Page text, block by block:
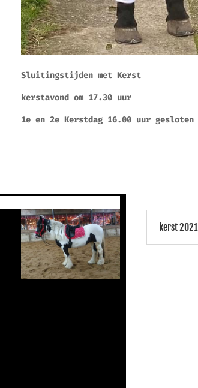
Sluitingstijden met Kerst
kerstavond om 17.30 uur
1e en 2e Kerstdag 16.00 uur gesloten
kerst 2021